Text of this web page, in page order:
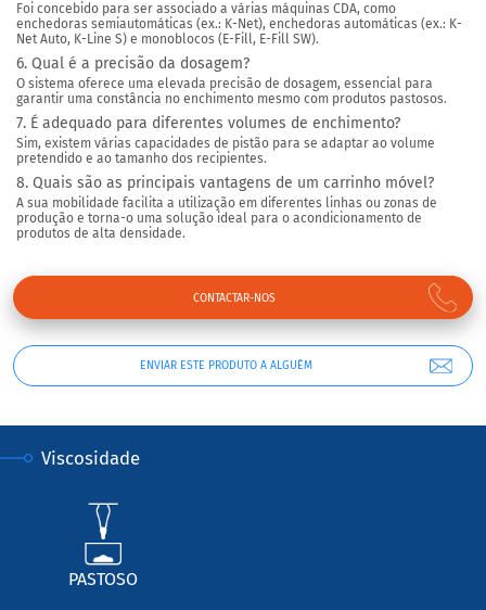
Foi concebido para ser associado a várias máquinas CDA, como
enchedoras semiautomáticas (ex.: K-Net), enchedoras automáticas (ex.: K-
Net Auto, K-Line S) e monoblocos (E-Fill, E-Fill SW).
6. Qual é a precisão da dosagem?
O sistema oferece uma elevada precisão de dosagem, essencial para
garantir uma constância no enchimento mesmo com produtos pastosos.
7. É adequado para diferentes volumes de enchimento?
Sim, existem várias capacidades de pistão para se adaptar ao volume
pretendido e ao tamanho dos recipientes.
8. Quais são as principais vantagens de um carrinho móvel?
A sua mobilidade facilita a utilização em diferentes linhas ou zonas de
produção e torna-o uma solução ideal para o acondicionamento de
produtos de alta densidade.
ENVIAR ESTE PRODUTO A ALGUÉM
CONTACTAR-NOS
Viscosidade
PASTOSO